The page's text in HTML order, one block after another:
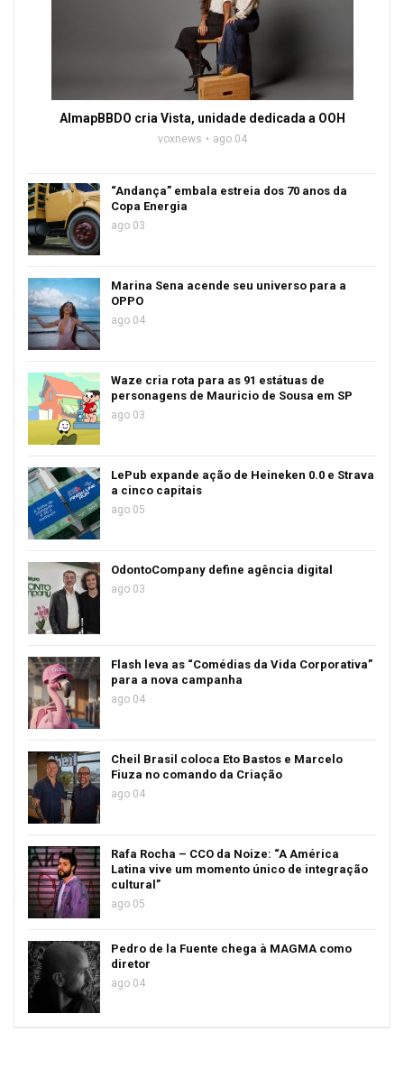
AlmapBBDO cria Vista, unidade dedicada a OOH
voxnews ago 04
“Andança” embala estreia dos 70 anos da
Copa Energia
ago 03
Marina Sena acende seu universo para a
OPPO
ago 04
Waze cria rota para as 91 estátuas de
personagens de Mauricio de Sousa em SP
ago 03
LePub expande ação de Heineken 0.0 e Strava
a cinco capitais
ago 05
OdontoCompany define agência digital
ago 03
Flash leva as “Comédias da Vida Corporativa”
para a nova campanha
ago 04
Cheil Brasil coloca Eto Bastos e Marcelo
Fiuza no comando da Criação
ago 04
Rafa Rocha – CCO da Noize: “A América
Latina vive um momento único de integração
cultural”
ago 05
Pedro de la Fuente chega à MAGMA como
diretor
ago 04